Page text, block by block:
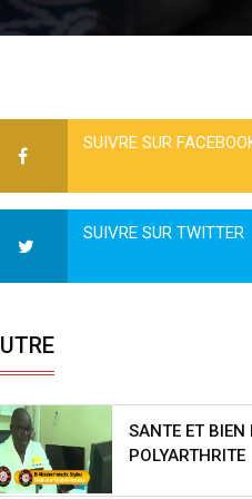
SUIVRE SUR
SUIVRE SUR TWITTER
SANTE ET BIEN
POLYARTHRITE